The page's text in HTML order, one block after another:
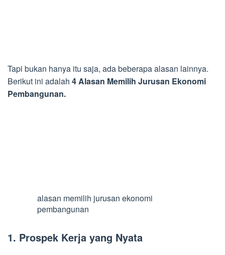
Tapi bukan hanya itu saja, ada beberapa alasan lainnya.
Berikut ini adalah 4 Alasan Memilih Jurusan Ekonomi
Pembangunan.
alasan memilih jurusan ekonomi
pembangunan
1. Prospek Kerja yang Nyata